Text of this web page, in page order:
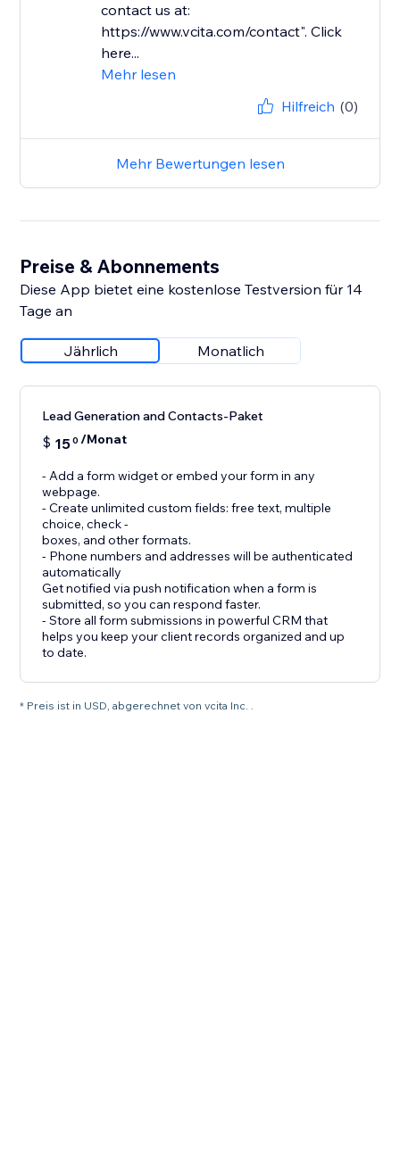
contact us at:
https://www.vcita.com/contact". Click
here...
Mehr lesen
Hilfreich (0)
Mehr Bewertungen lesen
Preise & Abonnements
Diese App bietet eine kostenlose Testversion für 14
Tage an
Jährlich Monatlich
Lead Generation and Contacts-Paket
$ 150 /Monat
- Add a form widget or embed your form in any
webpage.
- Create unlimited custom fields: free text, multiple
choice, check -
boxes, and other formats.
- Phone numbers and addresses will be authenticated
automatically
Get notified via push notification when a form is
submitted, so you can respond faster.
- Store all form submissions in powerful CRM that
helps you keep your client records organized and up
to date.
* Preis ist in USD, abgerechnet von vcita Inc. .